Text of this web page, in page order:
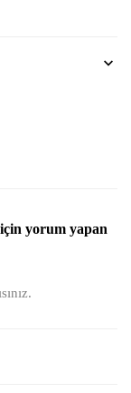
yorum yapan
.